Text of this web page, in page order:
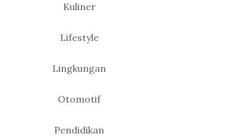
Kuliner
Lifestyle
Lingkungan
Otomotif
Pendidikan